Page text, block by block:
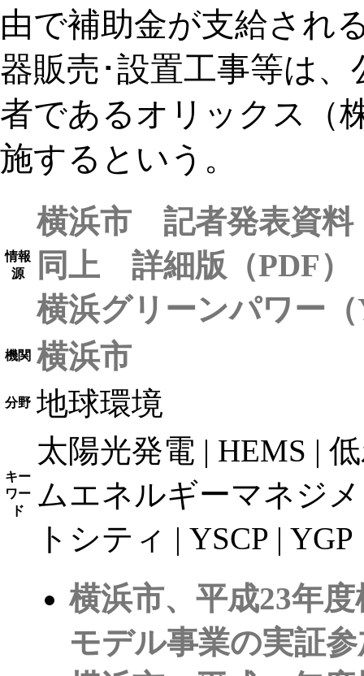
由で補助金が支給され
器販売･設置工事等は
者であるオリックス（
施するという。
情報
源
横浜市 記者発表資料
同上 詳細版（PDF）
横浜グリーンパワー
機関 横浜市
分野 地球環境
キー
ワー
ド
太陽光発電 | HEMS |
ムエネルギーマネジ
トシティ | YSCP | YGP
横浜市、平成23年
モデル事業の実証